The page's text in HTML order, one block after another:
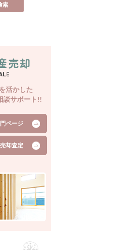
売却
活かした
談サポート!!
ページ
却査定